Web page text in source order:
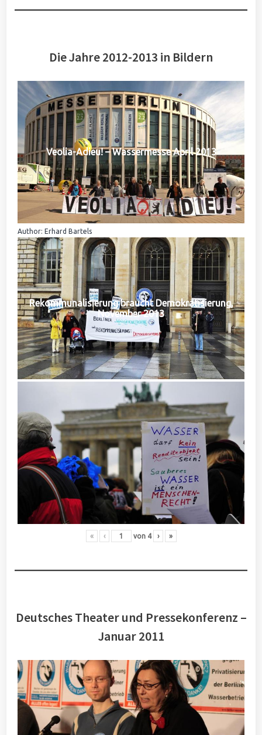
Die Jahre 2012-2013 in Bildern
Veolia-Adieu! – Wassermesse April 2013
Author: Erhard Bartels
Rekommunalisierung braucht Demokratisierung,
November 2013
« ‹ von 4 › »
Deutsches Theater und Pressekonferenz –
Januar 2011